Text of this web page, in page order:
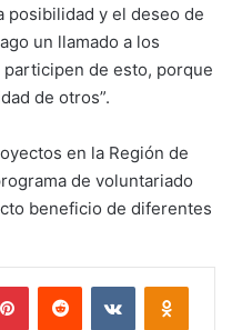
posibilidad y el deseo de
un llamado a los
de esto, porque
de otros”.
en la Región de
de voluntariado
beneficio de diferentes
PinterestReddit VKontakte